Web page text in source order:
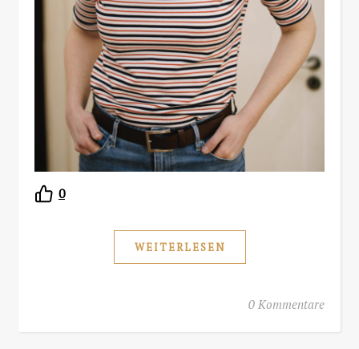
0
WEITERLESEN
0 Kommentare